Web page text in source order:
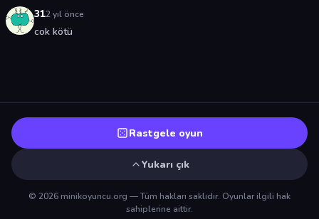
312 yıl önce
cok kötü
Rastgele oyun
Yukarı çık
© 2026 minikoyuncu.org — Tüm hakları saklıdır. Oyunlar ilgili hak
sahiplerine aittir.